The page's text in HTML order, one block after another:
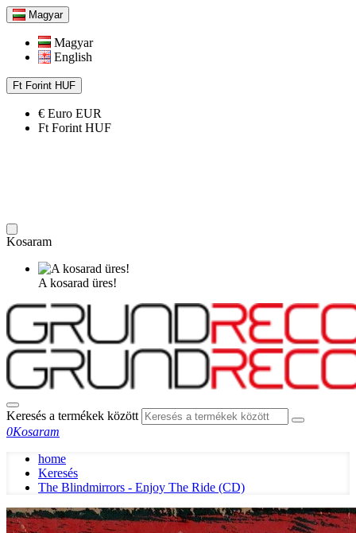
Magyar
Magyar
English
Ft Forint HUF
€ Euro EUR
Ft Forint HUF
Kosaram
A kosarad üres!
Keresés a termékek között
0Kosaram
home
Keresés
The Blindmirrors - Enjoy The Ride (CD)